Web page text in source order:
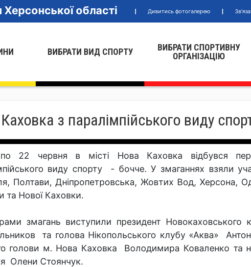
області Дивитись фотогалерею
ВИБРАТИ ВИД СПОРТУ
ВИБРАТИ СПОРТИВНУ
ОРГАНIЗАЦIЮ
з паралімпійського виду
22 червня в місті Нова Каховка відбувся
виду спорту - бочче. У змаганнях взяли
Полтави, Дніпропетровська, Жовтих Вод, Херсона,
та Нової Каховки.
змагань виступили президент Новокаховського
та голова Нікопольського клубу «Аква»
голови м. Нова Каховка Володимира Коваленко та
Олени Стоянчук.